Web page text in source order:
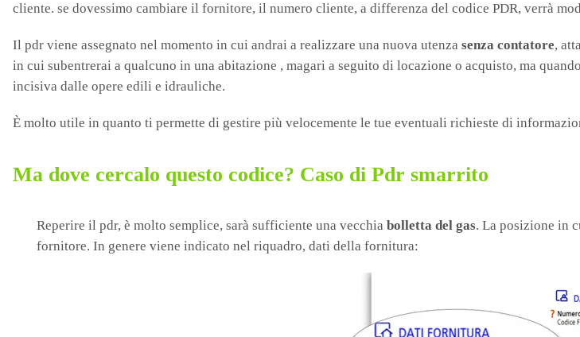
cliente. se dovessimo cambiare il fornitore, il numero cliente, a differenza del codice PDR, verrà
Il pdr viene assegnato nel momento in cui andrai a realizzare una nuova utenza senza contatore,
in cui subentrerai a qualcuno in una abitazione , magari a seguito di locazione o acquisto, ma
incisiva dalle opere edili e idrauliche.
È molto utile in quanto ti permette di gestire più velocemente le tue eventuali richieste di
Ma dove cercalo questo codice? Caso di Pdr smarrito
Reperire il pdr, è molto semplice, sarà sufficiente una vecchia bolletta del gas. La posizione in
fornitore. In genere viene indicato nel riquadro, dati della fornitura: